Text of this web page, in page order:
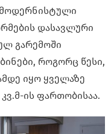
დასავლური
გარემოში
როგორც წესი,
იყო ყველაზე
ის ფართობისაა.